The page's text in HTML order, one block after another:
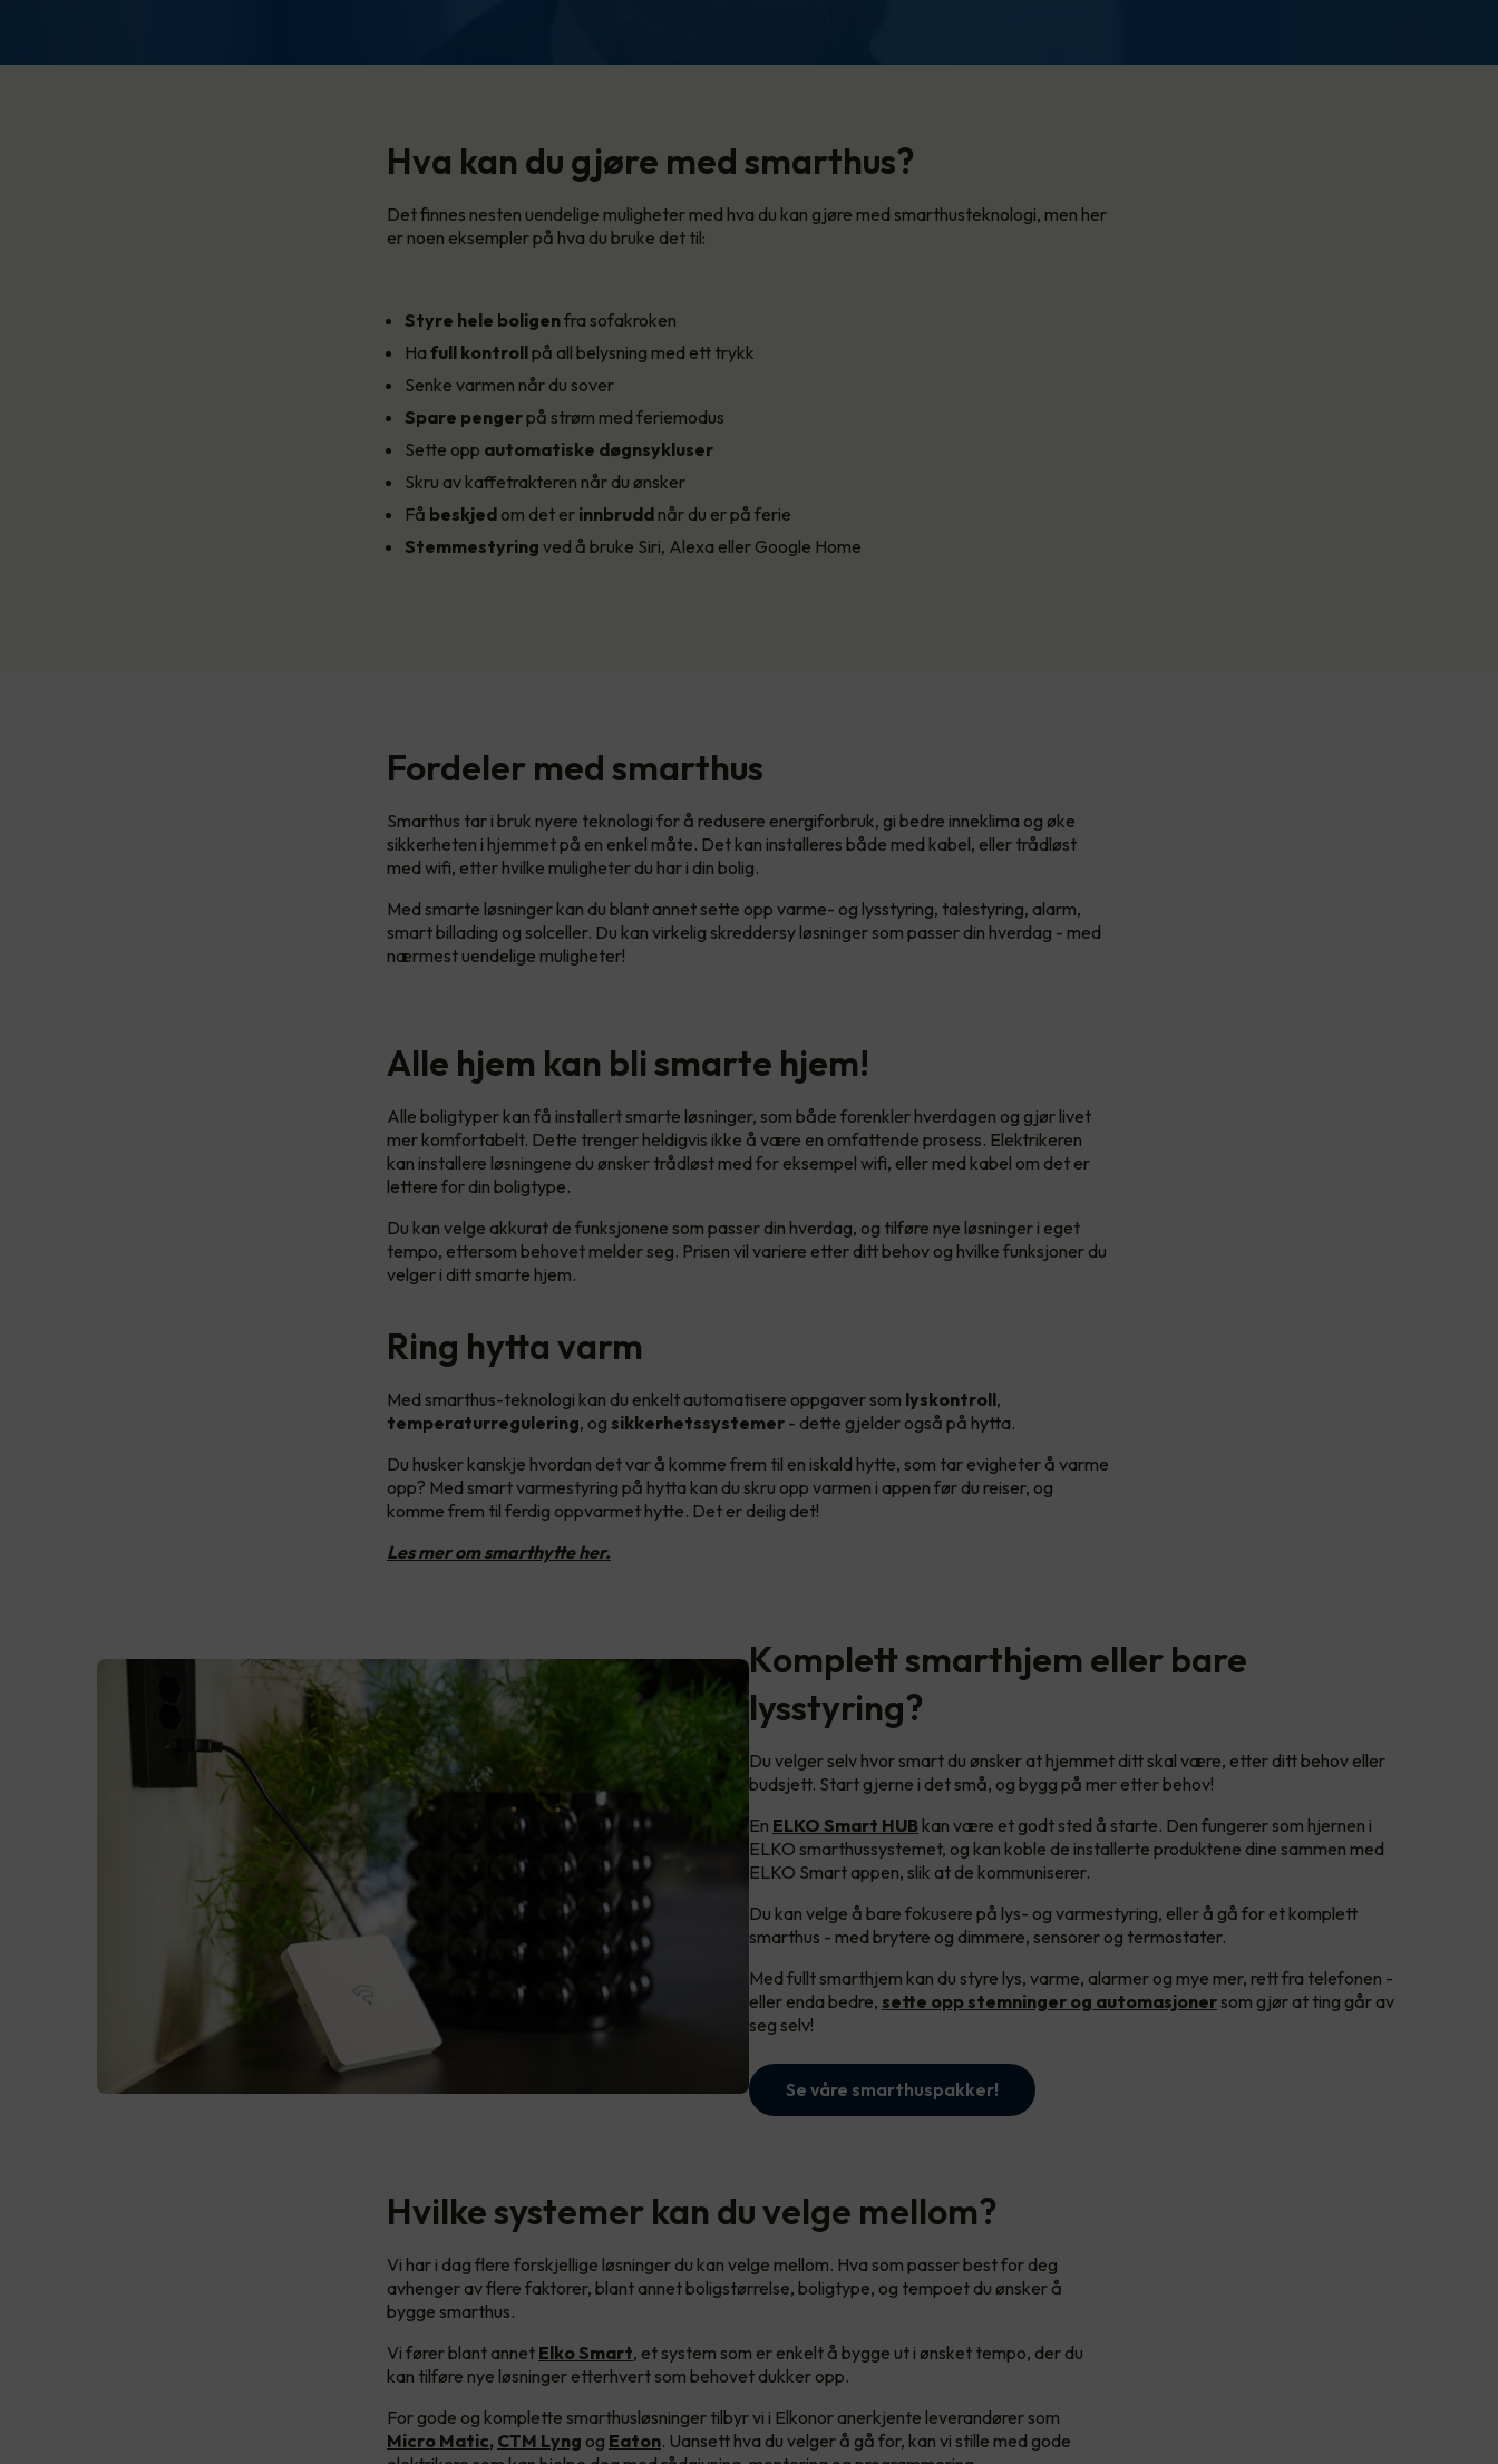
Hva kan du gjøre med smarthus?
Det finnes nesten uendelige muligheter med hva du kan gjøre med smarthusteknologi, men her
er noen eksempler på hva du bruke det til:
Styre hele boligenfra sofakroken
Ha full kontrollpå all belysning med ett trykk
Senke varmen når du sover
Spare pengerpå strøm med feriemodus
Sette opp automatiske døgnsykluser
Skru av kaffetrakteren når du ønsker
Få beskjed om det er innbrudd når du er på ferie
Stemmestyring ved å bruke Siri, Alexa eller Google Home
Fordeler med smarthus
Smarthus tar i bruk nyere teknologi for å redusere energiforbruk, gi bedre inneklima og øke
sikkerheten i hjemmet på en enkel måte. Det kan installeres både med kabel, eller trådløst
med wifi, etter hvilke muligheter du har i din bolig.
Med smarte løsninger kan du blant annet sette opp varme- og lysstyring, talestyring, alarm,
smart billading og solceller. Du kan virkelig skreddersy løsninger som passer din hverdag - med
nærmest uendelige muligheter!
Alle hjem kan bli smarte hjem!
Alle boligtyper kan få installert smarte løsninger, som både forenkler hverdagen og gjør livet
mer komfortabelt. Dette trenger heldigvis ikke å være en omfattende prosess. Elektrikeren
kan installere løsningene du ønsker trådløst med for eksempel wifi, eller med kabel om det er
lettere for din boligtype.
Du kan velge akkurat de funksjonene som passer din hverdag, og tilføre nye løsninger i eget
tempo, ettersom behovet melder seg. Prisen vil variere etter ditt behov og hvilke funksjoner du
velger i ditt smarte hjem.
Ring hytta varm
Med smarthus-teknologi kan du enkelt automatisere oppgaver som lyskontroll,
temperaturregulering, og sikkerhetssystemer - dette gjelder også på hytta.
Du husker kanskje hvordan det var å komme frem til en iskald hytte, som tar evigheter å varme
opp? Med smart varmestyring på hytta kan du skru opp varmen i appen før du reiser, og
komme frem til ferdig oppvarmet hytte. Det er deilig det!
Les mer om smarthytte her.
Komplett smarthjem eller bare
lysstyring?
Du velger selv hvor smart du ønsker at hjemmet ditt skal være, etter ditt behov eller
budsjett. Start gjerne i det små, og bygg på mer etter behov!
En ELKO Smart HUB kan være et godt sted å starte. Den fungerer som hjernen i
ELKO smarthussystemet, og kan koble de installerte produktene dine sammen med
ELKO Smart appen, slik at de kommuniserer.
Du kan velge å bare fokusere på lys- og varmestyring, eller å gå for et komplett
smarthus - med brytere og dimmere, sensorer og termostater.
Med fullt smarthjem kan du styre lys, varme, alarmer og mye mer, rett fra telefonen -
eller enda bedre, sette opp stemninger og automasjonersom gjør at ting går av
seg selv!
Se våre smarthuspakker!
Hvilke systemer kan du velge mellom?
Vi har i dag flere forskjellige løsninger du kan velge mellom. Hva som passer best for deg
avhenger av flere faktorer, blant annet boligstørrelse, boligtype, og tempoet du ønsker å
bygge smarthus.
Vi fører blant annet Elko Smart, et system som er enkelt å bygge ut i ønsket tempo, der du
kan tilføre nye løsninger etterhvert som behovet dukker opp.
For gode og komplette smarthusløsninger tilbyr vi i Elkonor anerkjente leverandører som
Micro Matic, CTM Lyng og Eaton. Uansett hva du velger å gå for, kan vi stille med gode